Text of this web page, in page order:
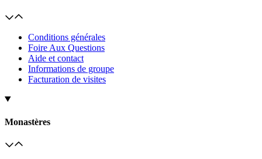
Conditions générales
Foire Aux Questions
Aide et contact
Informations de groupe
Facturation de visites
Monastères